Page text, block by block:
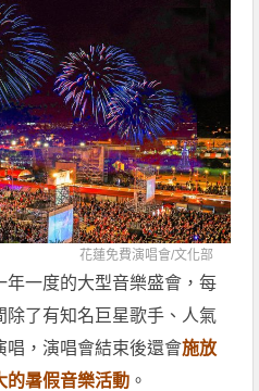
花蓮免費演唱會/文化部
年一度的大型音樂盛會，每
除了有知名巨星歌手、人氣
唱，演唱會結束後還會施放
的暑假音樂活動 。